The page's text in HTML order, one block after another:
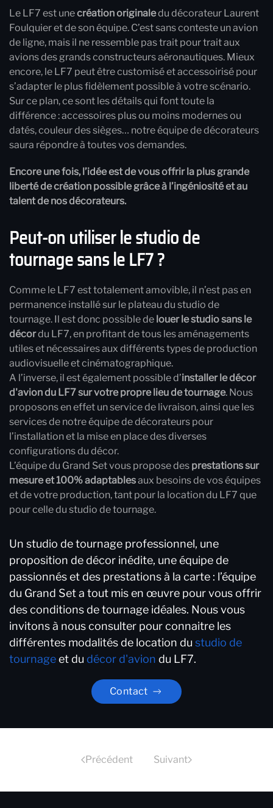
Le LF7 est unecréation originaledu décorateur Laurent
Foulquier et de son équipe. C’est sans conteste un avion
de ligne, mais il ne ressemble pas trait pour trait aux
avions des grands constructeurs aéronautiques. Mieux
encore, le LF7 peut être customisé et accessoirisé pour
s’adapter le plus fidèlement possible à votre scénario.
Sur ce plan, ce sont les détails qui font toute la
différence : accessoires plus ou moins modernes ou
datés, couleur des sièges… notre équipe de décorateurs
saura répondre à toutes vos demandes.
Encore une fois, l’idée est de vous offrir la plus grande
liberté de création possible grâce à l’ingéniosité et au
talent de nos décorateurs.
Peut-on utiliser le studio de
tournage sans le LF7 ?
Comme le LF7 est totalement amovible, il n’est pas en
permanence installé sur le plateau du studio de
tournage. Il est donc possible de louer le studio sans le
décordu LF7, en profitant de tous les aménagements
utiles et nécessaires aux différents types de production
audiovisuelle et cinématographique.
A l’inverse, il est également possible d’installer le décor
d'avion du LF7 sur votre propre lieu de tournage. Nous
proposons en effet un service de livraison, ainsi que les
services de notre équipe de décorateurs pour
l’installation et la mise en place des diverses
configurations du décor.
L’équipe du Grand Set vous propose des prestations sur
mesure et 100% adaptablesaux besoins de vos équipes
et de votre production, tant pour la location du LF7 que
pour celle du studio de tournage.
Un studio de tournage professionnel, une
proposition de décor inédite, une équipe de
passionnés et des prestations à la carte : l’équipe
du Grand Set a tout mis en œuvre pour vous offrir
des conditions de tournage idéales. Nous vous
invitons à nous consulter pour connaitre les
différentes modalités de location du studio de
tournageet du décor d'avion du LF7.
Contact
Précédent Suivant